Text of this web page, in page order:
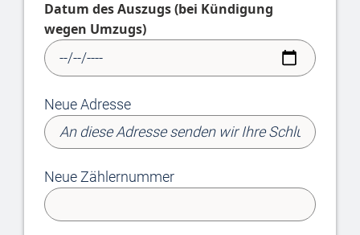
Datum des Auszugs (bei Kündigung
wegen Umzugs)
Neue Adresse
Neue Zählernummer